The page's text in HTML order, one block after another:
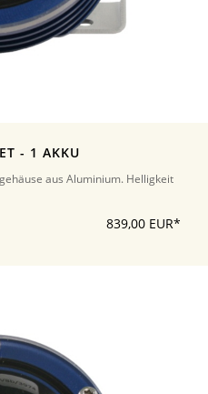
- 1 AKKU
aus Aluminium. Helligkeit
839,00 EUR*